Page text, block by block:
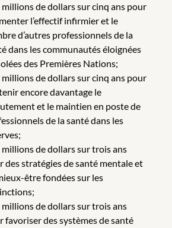
millions de dollars sur cinq ans pour
l’effectif infirmier et le
d’autres professionnels de la
dans les communautés éloignées
des Premières Nations;
millions de dollars sur cinq ans pour
encore davantage le
et le maintien en poste de
de la santé dans les
de dollars sur trois ans
des stratégies de santé mentale et
être fondées sur les
millions de dollars sur trois ans
favoriser des systèmes de santé